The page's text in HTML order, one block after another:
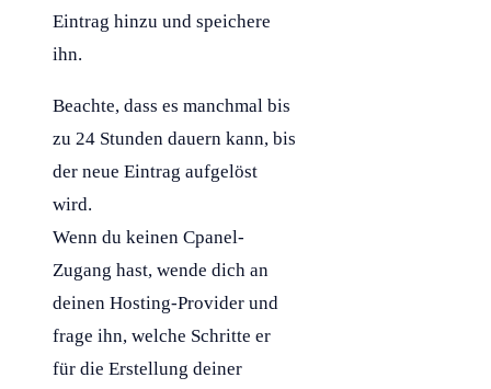
Eintrag hinzu und speichere
ihn.
Beachte, dass es manchmal bis
zu 24 Stunden dauern kann, bis
der neue Eintrag aufgelöst
wird.
Wenn du keinen Cpanel-
Zugang hast, wende dich an
deinen Hosting-Provider und
frage ihn, welche Schritte er
für die Erstellung deiner